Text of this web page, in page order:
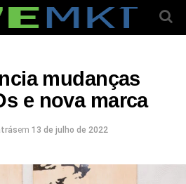
mudanças
e nova marca
em 13 de julho de 2022